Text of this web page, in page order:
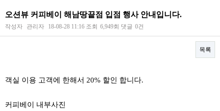
오션뷰 커피베이 해남땅끝점 입점 행사 안내입니다.
작성자 관리자 18-08-28 11:16 조회 6,949회 댓글 0건
목록
객실 이용 고객에 한해서 20% 할인 합니다.
커피베이 내부사진